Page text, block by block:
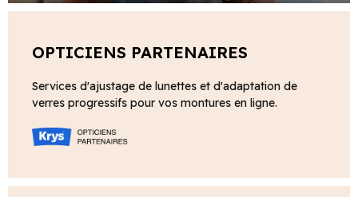
OPTICIENS PARTENAIRES
Services d'ajustage de lunettes et d'adaptation de
verres progressifs pour vos montures en ligne.